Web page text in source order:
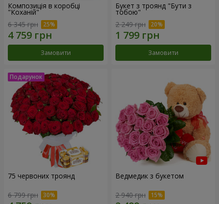
Композиція в коробці
"Коханій"
6 345 грн
Замовити
Букет з троянд "Бути з
тобою"
2 249 грн
Замовити
75 червоних троянд
6 799 грн
Ведмедик з букетом
2 940 грн